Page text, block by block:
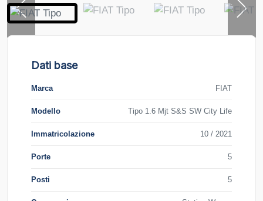
Dati base
Marca FIAT
Modello Tipo 1.6 Mjt S&S SW City Life
Immatricolazione 10 / 2021
Porte 5
Posti 5